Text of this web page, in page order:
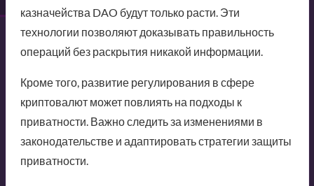
казначейства DAO будут только расти. Эти
технологии позволяют доказывать правильность
операций без раскрытия никакой информации.
Кроме того, развитие регулирования в сфере
криптовалют может повлиять на подходы к
приватности. Важно следить за изменениями в
законодательстве и адаптировать стратегии защиты
приватности.